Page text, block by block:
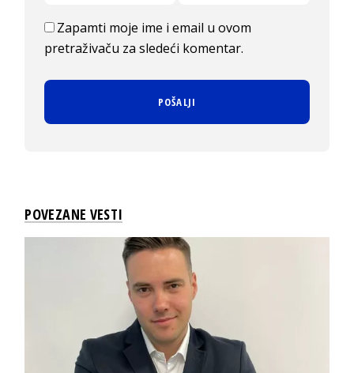
Zapamti moje ime i email u ovom
pretraživaču za sledeći komentar.
POVEZANE VESTI